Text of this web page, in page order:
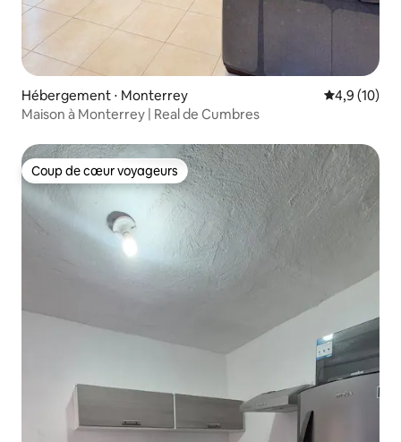
Hébergement ⋅ Monterrey Évaluation
4,9 (10)
Maison à Monterrey | Real de Cumbres
Coup de cœur voyageurs
Coup de cœur voyageurs